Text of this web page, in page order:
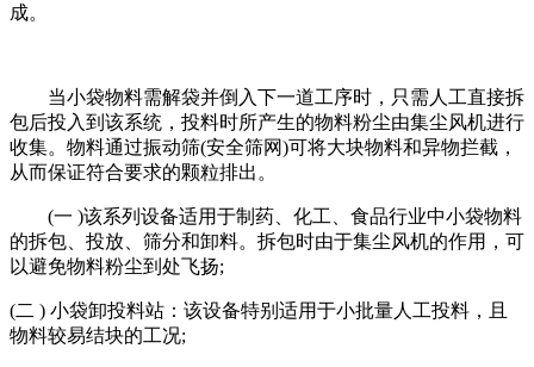
成。
当小袋物料需解袋并倒入下一道工序时，只需人工直接拆
包后投入到该系统，投料时所产生的物料粉尘由集尘风机进行
收集。物料通过振动筛(安全筛网)可将大块物料和异物拦截，
从而保证符合要求的颗粒排出。
(一 )该系列设备适用于制药、化工、食品行业中小袋物料
的拆包、投放、筛分和卸料。拆包时由于集尘风机的作用，可
以避免物料粉尘到处飞扬;
(二 ) 小袋卸投料站：该设备特别适用于小批量人工投料，且
物料较易结块的工况;